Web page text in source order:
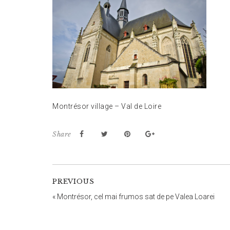
Montrésor village – Val de Loire
Share
PREVIOUS
« Montrésor, cel mai frumos sat de pe Valea Loarei